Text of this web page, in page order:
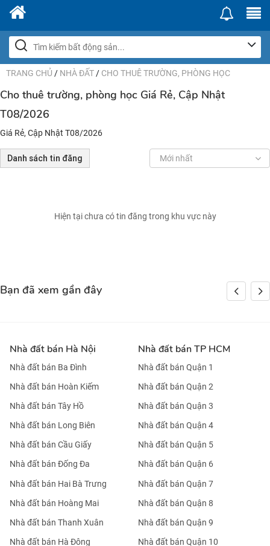
TRANG CHỦ / NHÀ ĐẤT / CHO THUÊ TRƯỜNG, PHÒNG HỌC
Cho thuê trường, phòng học Giá Rẻ, Cập Nhật
T08/2026
Giá Rẻ, Cập Nhật T08/2026
Danh sách tin đăng Mới nhất
Hiện tại chưa có tin đăng trong khu vực này
Bạn đã xem gần đây
Nhà đất bán Hà Nội
Nhà đất bán Ba Đình
Nhà đất bán Hoàn Kiếm
Nhà đất bán Tây Hồ
Nhà đất bán Long Biên
Nhà đất bán Cầu Giấy
Nhà đất bán Đống Đa
Nhà đất bán Hai Bà Trưng
Nhà đất bán Hoàng Mai
Nhà đất bán Thanh Xuân
Nhà đất bán Hà Đông
Nhà đất bán TP HCM
Nhà đất bán Quận 1
Nhà đất bán Quận 2
Nhà đất bán Quận 3
Nhà đất bán Quận 4
Nhà đất bán Quận 5
Nhà đất bán Quận 6
Nhà đất bán Quận 7
Nhà đất bán Quận 8
Nhà đất bán Quận 9
Nhà đất bán Quận 10